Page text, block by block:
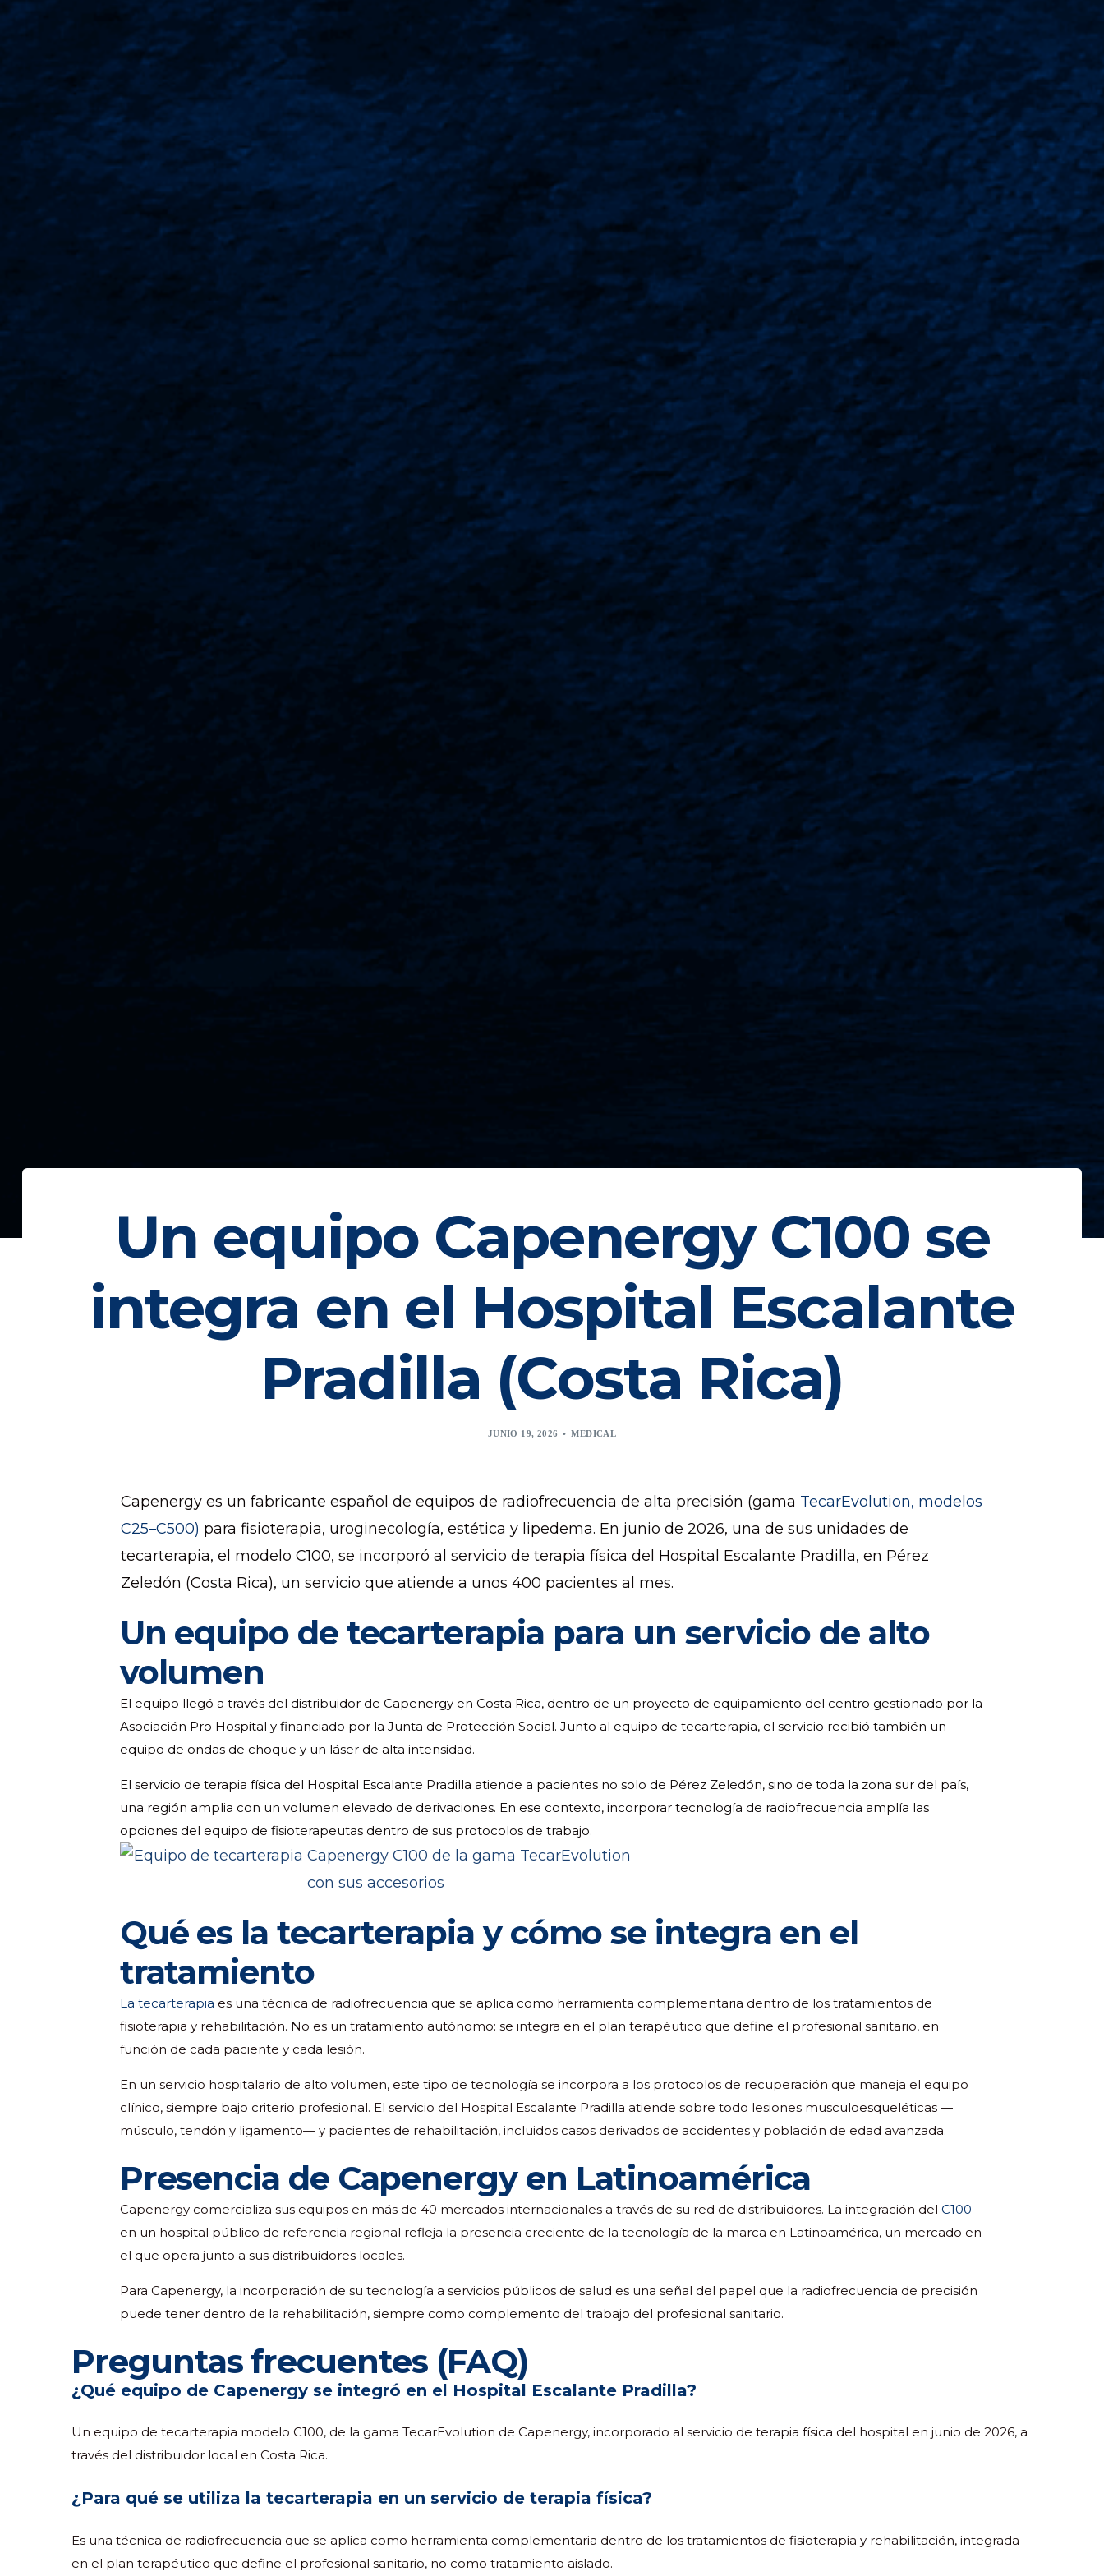
Un equipo Capenergy C100 se
integra en el Hospital Escalante
Pradilla (Costa Rica)
JUNIO 19, 2026 MEDICAL
Capenergy es un fabricante español de equipos de radiofrecuencia de alta precisión (gama TecarEvolution, modelos
C25–C500) para fisioterapia, uroginecología, estética y lipedema. En junio de 2026, una de sus unidades de
tecarterapia, el modelo C100, se incorporó al servicio de terapia física del Hospital Escalante Pradilla, en Pérez
Zeledón (Costa Rica), un servicio que atiende a unos 400 pacientes al mes.
Un equipo de tecarterapia para un servicio de alto
volumen
El equipo llegó a través del distribuidor de Capenergy en Costa Rica, dentro de un proyecto de equipamiento del centro gestionado por la
Asociación Pro Hospital y financiado por la Junta de Protección Social. Junto al equipo de tecarterapia, el servicio recibió también un
equipo de ondas de choque y un láser de alta intensidad.
El servicio de terapia física del Hospital Escalante Pradilla atiende a pacientes no solo de Pérez Zeledón, sino de toda la zona sur del país,
una región amplia con un volumen elevado de derivaciones. En ese contexto, incorporar tecnología de radiofrecuencia amplía las
opciones del equipo de fisioterapeutas dentro de sus protocolos de trabajo.
Qué es la tecarterapia y cómo se integra en el
tratamiento
La tecarterapia es una técnica de radiofrecuencia que se aplica como herramienta complementaria dentro de los tratamientos de
fisioterapia y rehabilitación. No es un tratamiento autónomo: se integra en el plan terapéutico que define el profesional sanitario, en
función de cada paciente y cada lesión.
En un servicio hospitalario de alto volumen, este tipo de tecnología se incorpora a los protocolos de recuperación que maneja el equipo
clínico, siempre bajo criterio profesional. El servicio del Hospital Escalante Pradilla atiende sobre todo lesiones musculoesqueléticas —
músculo, tendón y ligamento— y pacientes de rehabilitación, incluidos casos derivados de accidentes y población de edad avanzada.
Presencia de Capenergy en Latinoamérica
Capenergy comercializa sus equipos en más de 40 mercados internacionales a través de su red de distribuidores. La integración del C100
en un hospital público de referencia regional refleja la presencia creciente de la tecnología de la marca en Latinoamérica, un mercado en
el que opera junto a sus distribuidores locales.
Para Capenergy, la incorporación de su tecnología a servicios públicos de salud es una señal del papel que la radiofrecuencia de precisión
puede tener dentro de la rehabilitación, siempre como complemento del trabajo del profesional sanitario.
Preguntas frecuentes (FAQ)
¿Qué equipo de Capenergy se integró en el Hospital Escalante Pradilla?
Un equipo de tecarterapia modelo C100, de la gama TecarEvolution de Capenergy, incorporado al servicio de terapia física del hospital en junio de 2026, a
través del distribuidor local en Costa Rica.
¿Para qué se utiliza la tecarterapia en un servicio de terapia física?
Es una técnica de radiofrecuencia que se aplica como herramienta complementaria dentro de los tratamientos de fisioterapia y rehabilitación, integrada
en el plan terapéutico que define el profesional sanitario, no como tratamiento aislado.